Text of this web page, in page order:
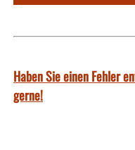
Haben Sie einen Fehler
gerne!